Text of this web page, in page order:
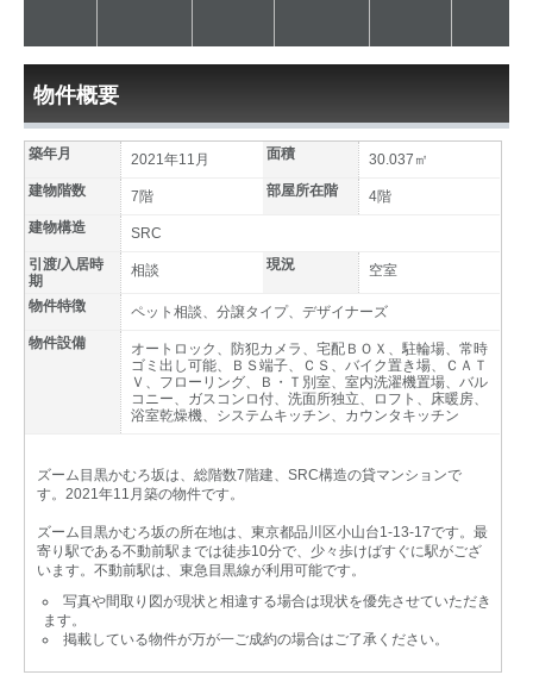
物件概要
築年月 2021年11月 面積
30.037㎡
建物階数
7階 部屋所在階
4階
建物構造
SRC
引渡/入居時
期
相談 現況 空室
物件特徴
ペット相談、分譲タイプ、デザイナーズ
物件設備
オートロック、防犯カメラ、宅配ＢＯＸ、駐輪場、常時
ゴミ出し可能、ＢＳ端子、ＣＳ、バイク置き場、ＣＡＴ
Ｖ、フローリング、Ｂ・Ｔ別室、室内洗濯機置場、バル
コニー、ガスコンロ付、洗面所独立、ロフト、床暖房、
浴室乾燥機、システムキッチン、カウンタキッチン
ズーム目黒かむろ坂は、総階数7階建、SRC構造の貸マンションで
す。2021年11月築の物件です。
ズーム目黒かむろ坂の所在地は、東京都品川区小山台1-13-17です。最
寄り駅である不動前駅までは徒歩10分で、少々歩けばすぐに駅がござ
います。不動前駅は、東急目黒線が利用可能です。
写真や間取り図が現状と相違する場合は現状を優先させていただき
ます。
掲載している物件が万が一ご成約の場合はご了承ください。